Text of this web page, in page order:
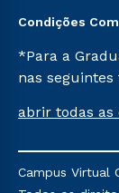
Condições
*Para a
nas
Já para as
mencionadas
Religioso,
abrir todas as
Campus Virtual